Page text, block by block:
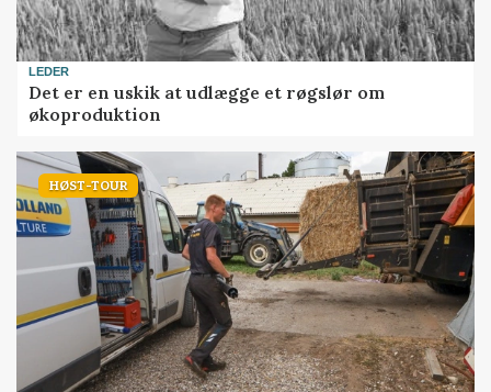
LEDER
Det er en uskik at udlægge et røgslør om
økoproduktion
HØST-TOUR